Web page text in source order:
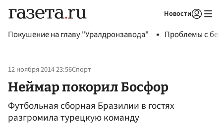
Новости
Покушение на главу "Уралдронзавода" Проблемы с
12 ноября 2014 23:56Спорт
Неймар покорил Босфор
Футбольная сборная Бразилии в гостях
разгромила турецкую команду